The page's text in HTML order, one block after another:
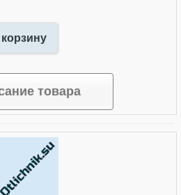
товара